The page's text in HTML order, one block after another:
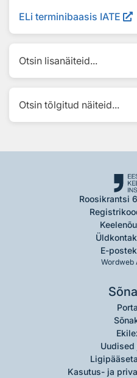
ELi terminibaasis IATE
Otsin lisanäiteid...
Otsin tõlgitud näiteid...
Roosikrantsi
Keelenõu
E-post
Wordweb
Uudised
Kasutus- ja